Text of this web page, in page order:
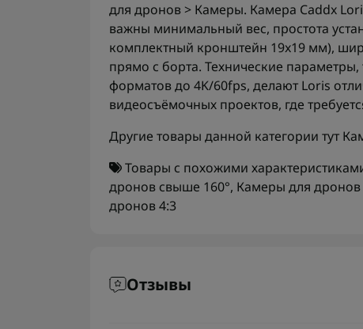
для дронов > Камеры. Камера Caddx
важны минимальный вес, простота
комплектный кронштейн 19x19 мм),
прямо с борта. Технические
форматов до 4K/60fps, делают Loris
видеосъёмочных проектов, где
Другие товары данной категории тут
Товары с похожими
дронов свыше 160°, Камеры для дронов
дронов 4:3
Отзывы